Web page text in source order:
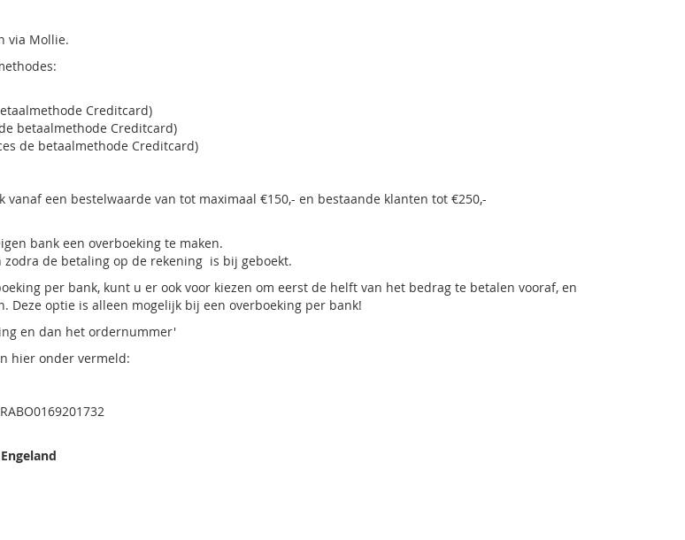
via Mollie.
Creditcard)
betaalmethode Creditcard)
de betaalmethode Creditcard)
vanaf een bestelwaarde van tot maximaal €150,- en bestaande klanten tot €250,-
bank een overboeking te maken.
de betaling op de rekening is bij geboekt.
per bank, kunt u er ook voor kiezen om eerst de helft van het bedrag te betalen vooraf, en
Deze optie is alleen mogelijk bij een overboeking per bank!
en dan het ordernummer'
hier onder vermeld: